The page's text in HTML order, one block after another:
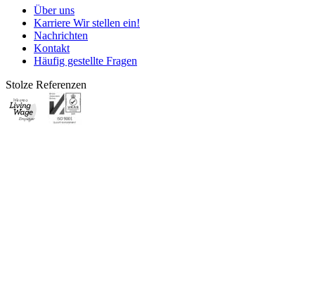
Über uns
Karriere Wir stellen ein!
Nachrichten
Kontakt
Häufig gestellte Fragen
Stolze Referenzen